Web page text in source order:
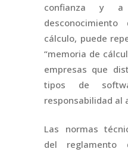
confianza y a
cálculo, puede
“memoria de
empresas que
tipos de
responsabilidad al
Las normas
del reglamento